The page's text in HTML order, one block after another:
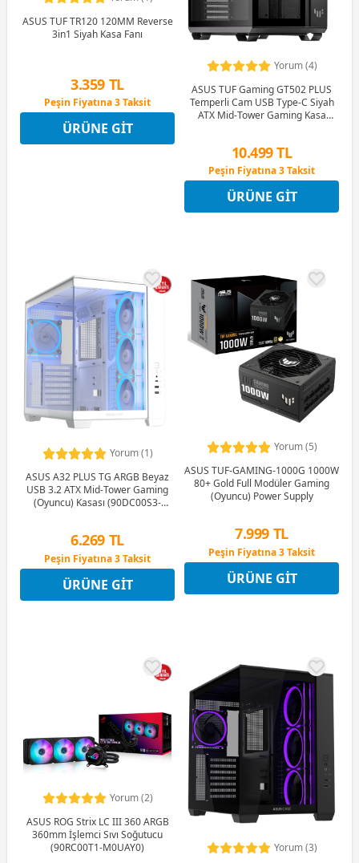
ASUS TUF TR120 120MM Reverse
3in1 Siyah Kasa Fanı
3.359 TL
Peşin Fiyatına 3 Taksit
12 Ay x 395 TL taksitle
Peşin Fiyatına 3 Taksit
ÜRÜNE GIT
Yorum (4)
ASUS TUF Gaming GT502 PLUS
Temperli Cam USB Type-C Siyah
ATX Mid-Tower Gaming Kasa
10.499 TL
Peşin Fiyatına 3 Taksit
12 Ay x 1.235 TL taksitle
Peşin Fiyatına 3 Taksit
ÜRÜNE GIT
Yorum (1)
ASUS A32 PLUS TG ARGB Beyaz
USB 3.2 ATX Mid-Tower Gaming
(Oyuncu) Kasası (90DC00S3-
6.269 TL
Peşin Fiyatına 3 Taksit
12 Ay x 737 TL taksitle
Peşin Fiyatına 3 Taksit
ÜRÜNE GIT
Yorum (5)
ASUS TUF-GAMING-1000G 1000W
80+ Gold Full Modüler Gaming
(Oyuncu) Power Supply
7.999 TL
Peşin Fiyatına 3 Taksit
12 Ay x 941 TL taksitle
Peşin Fiyatına 3 Taksit
ÜRÜNE GIT
Yorum (2)
ASUS ROG Strix LC III 360 ARGB
360mm İşlemci Sıvı Soğutucu
(90RC00T1-M0UAY0)
Yorum (3)